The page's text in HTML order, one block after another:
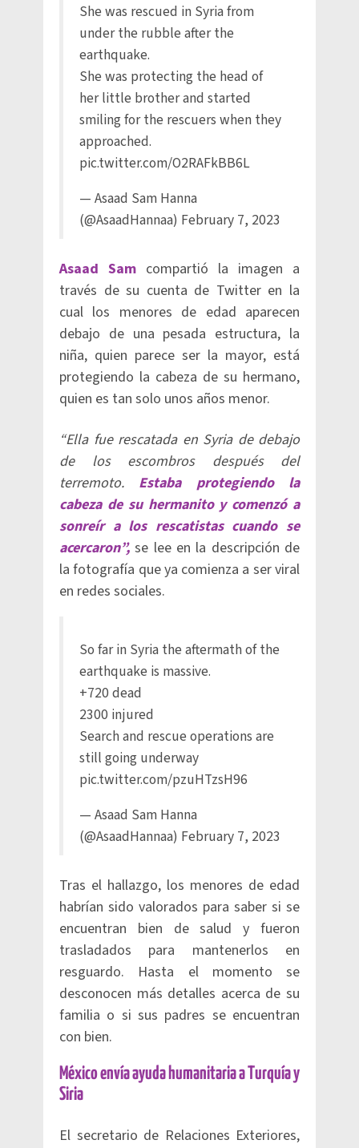
She was rescued in Syria from
under the rubble after the
earthquake.
She was protecting the head of
her little brother and started
smiling for the rescuers when they
approached.
pic.twitter.com/O2RAFkBB6L
— Asaad Sam Hanna
(@AsaadHannaa) February 7, 2023
Asaad Sam compartió la imagen a
través de su cuenta de Twitter en la
cual los menores de edad aparecen
debajo de una pesada estructura, la
niña, quien parece ser la mayor, está
protegiendo la cabeza de su hermano,
quien es tan solo unos años menor.
“Ella fue rescatada en Syria de debajo
de los escombros después del
terremoto. Estaba protegiendo la
cabeza de su hermanito y comenzó a
sonreír a los rescatistas cuando se
acercaron”,se lee en la descripción de
la fotografía que ya comienza a ser viral
en redes sociales.
So far in Syria the aftermath of the
earthquake is massive.
+720 dead
2300 injured
Search and rescue operations are
still going underway
pic.twitter.com/pzuHTzsH96
— Asaad Sam Hanna
(@AsaadHannaa) February 7, 2023
Tras el hallazgo, los menores de edad
habrían sido valorados para saber si se
encuentran bien de salud y fueron
trasladados para mantenerlos en
resguardo. Hasta el momento se
desconocen más detalles acerca de su
familia o si sus padres se encuentran
con bien.
México envía ayuda humanitaria a Turquía y
Siria
El secretario de Relaciones Exteriores,